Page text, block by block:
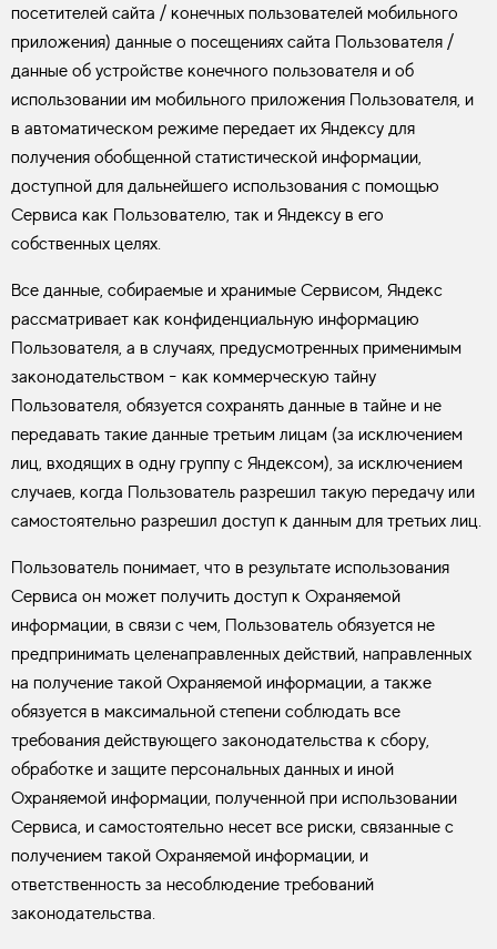
посетителей сайта / конечных пользователей мобильного
приложения) данные о посещениях сайта Пользователя /
данные об устройстве конечного пользователя и об
использовании им мобильного приложения Пользователя, и
в автоматическом режиме передает их Яндексу для
получения обобщенной статистической информации,
доступной для дальнейшего использования с помощью
Сервиса как Пользователю, так и Яндексу в его
собственных целях.
Все данные, собираемые и хранимые Сервисом, Яндекс
рассматривает как конфиденциальную информацию
Пользователя, а в случаях, предусмотренных применимым
законодательством - как коммерческую тайну
Пользователя, обязуется сохранять данные в тайне и не
передавать такие данные третьим лицам (за исключением
лиц, входящих в одну группу с Яндексом), за исключением
случаев, когда Пользователь разрешил такую передачу или
самостоятельно разрешил доступ к данным для третьих лиц.
Пользователь понимает, что в результате использования
Сервиса он может получить доступ к Охраняемой
информации, в связи с чем, Пользователь обязуется не
предпринимать целенаправленных действий, направленных
на получение такой Охраняемой информации, а также
обязуется в максимальной степени соблюдать все
требования действующего законодательства к сбору,
обработке и защите персональных данных и иной
Охраняемой информации, полученной при использовании
Сервиса, и самостоятельно несет все риски, связанные с
получением такой Охраняемой информации, и
ответственность за несоблюдение требований
законодательства.